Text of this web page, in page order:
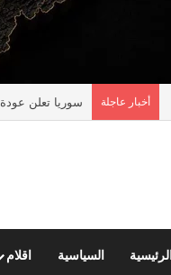
أخبار عاجلة سوريا تعلن عودة 150 ألف مواطن عبر منفذ جوسية مع لبنان
الرئيسية السياسية اقلام